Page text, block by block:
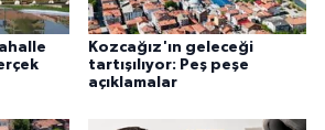
Kozcağız'ın geleceği
tartışılıyor: Peş peşe
açıklamalar